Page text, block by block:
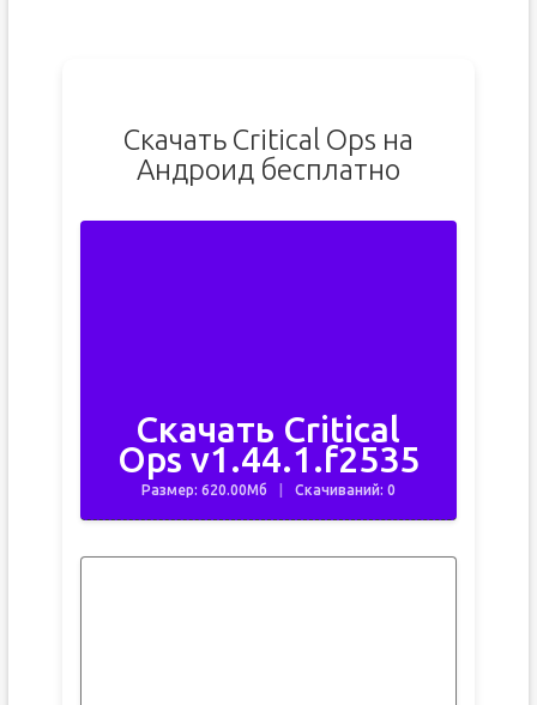
Скачать Critical Ops на
Андроид бесплатно
Скачать Critical
Ops v1.44.1.f2535
Размер: 620.00Мб Скачиваний: 0